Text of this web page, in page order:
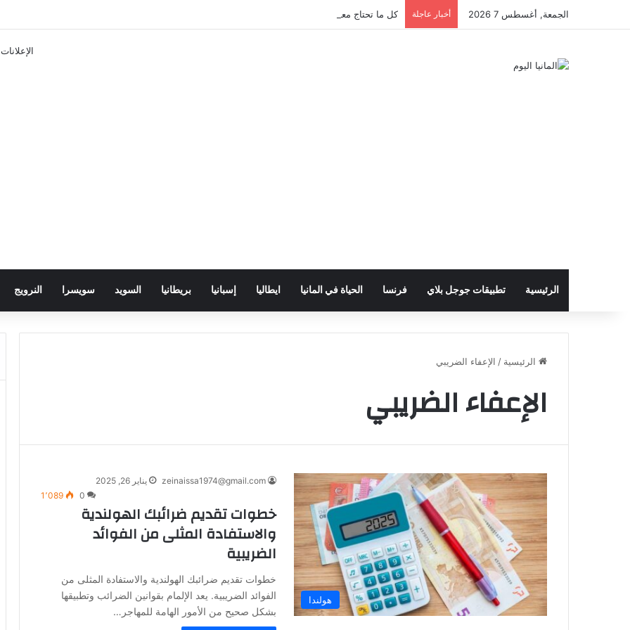
الجمعة, أغسطس 7 2026 أخبار عاجلة كل ما تحتاج معرفته عن تذاكر ووسائل النقل في باريس 2025
الإعلانات
الرئيسية تطبيقات جوجل بلاي فرنسا الحياة في المانيا ايطاليا إسبانيا بريطانيا السويد سويسرا النرويج
الرئيسية / الإعفاء الضريبي
الإعفاء الضريبي
هولندا
zeinaissa1974@gmail.com
يناير 26, 2025
0
1٬089
خطوات تقديم ضرائبك الهولندية
والاستفادة المثلى من الفوائد
الضريبية
خطوات تقديم ضرائبك الهولندية والاستفادة المثلى من
الفوائد الضريبية. يعد الإلمام بقوانين الضرائب وتطبيقها
بشكل صحيح من الأمور الهامة للمهاجر…